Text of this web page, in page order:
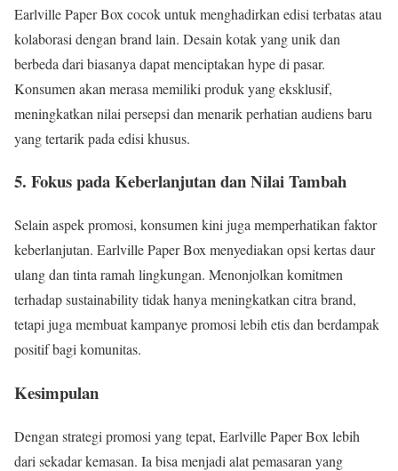
Earlville Paper Box cocok untuk menghadirkan edisi terbatas atau
kolaborasi dengan brand lain. Desain kotak yang unik dan
berbeda dari biasanya dapat menciptakan hype di pasar.
Konsumen akan merasa memiliki produk yang eksklusif,
meningkatkan nilai persepsi dan menarik perhatian audiens baru
yang tertarik pada edisi khusus.
5. Fokus pada Keberlanjutan dan Nilai Tambah
Selain aspek promosi, konsumen kini juga memperhatikan faktor
keberlanjutan. Earlville Paper Box menyediakan opsi kertas daur
ulang dan tinta ramah lingkungan. Menonjolkan komitmen
terhadap sustainability tidak hanya meningkatkan citra brand,
tetapi juga membuat kampanye promosi lebih etis dan berdampak
positif bagi komunitas.
Kesimpulan
Dengan strategi promosi yang tepat, Earlville Paper Box lebih
dari sekadar kemasan. Ia bisa menjadi alat pemasaran yang